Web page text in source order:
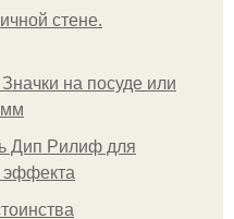
стене.
на посуде или
Дип Рилиф для
эффекта